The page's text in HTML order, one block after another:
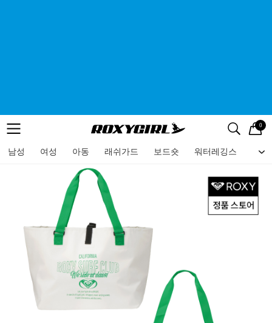
메뉴 검색
로고 0
남성 여성 아동 래쉬가드 보드숏 워터레깅스 비
메뉴